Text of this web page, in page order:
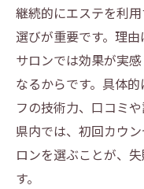
継続的にエステを利
選びが重要です。理
サロンでは効果が実
なるからです。具体
フの技術力、口コミ
県内では、初回カウ
ロンを選ぶことが、
す。